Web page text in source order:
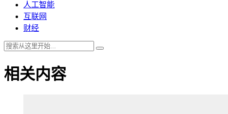
人工智能
互联网
财经
相关内容